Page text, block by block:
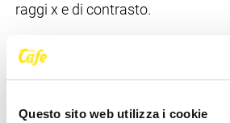
Questo sito web utilizza i cookie
raggi x e di contrasto.
aperto poco prima dell'inizio